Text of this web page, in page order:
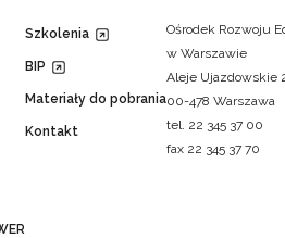
Szkolenia
BIP
Materiały do pobrania
Kontakt
Ośrodek Rozwoju
w Warszawie
Aleje Ujazdowskie
00-478 Warszawa
tel. 22 345 37 00
fax 22 345 37 70